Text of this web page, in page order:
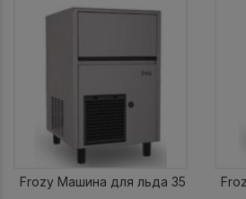
Frozy Машина для льда 35